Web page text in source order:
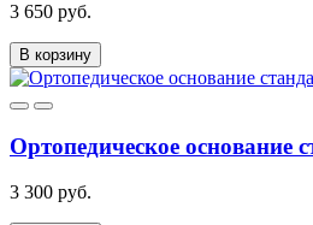
3 650 руб.
В корзину
Ортопедическое основание
3 300 руб.